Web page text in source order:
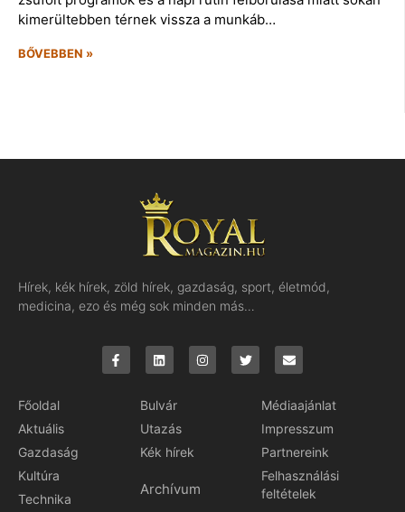
kimerültebben térnek vissza a munkáb…
BŐVEBBEN »
Hírek, kék hírek, zöld hírek, gazdaság, sport, életmód,
medicina, ezo és még sok minden más…
Főoldal
Aktuális
Gazdaság
Kultúra
Technika
Bulvár
Utazás
Kék hírek
Archívum
Médiaajánlat
Impresszum
Partnereink
Felhasználási
feltételek